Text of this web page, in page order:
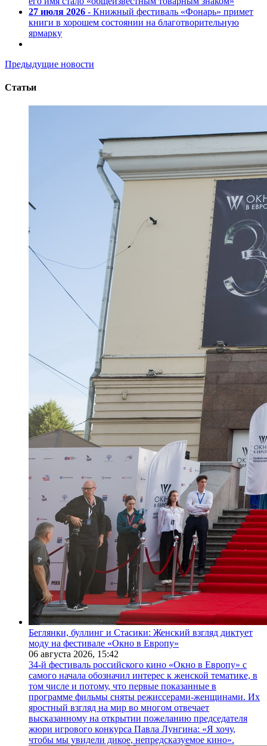
27 июля 2026 - Книжный фестиваль «Фонарь» примет
книги в хорошем состоянии на благотворительную
ярмарку
Предыдущие новости
Статьи
Беглянки, буллинг и Стасики: Женский взгляд диктует
моду на фестивале «Окно в Европу»
06 августа 2026, 15:42
34-й фестиваль российского кино «Окно в Европу» с
самого начала обозначил интерес к женской тематике, в
том числе и потому, что первые показанные в
программе фильмы сняты режиссерами-женщинами. Их
яростный взгляд на мир во многом отвечает
высказанному на открытии пожеланию председателя
жюри игрового конкурса Павла Лунгина: «Я хочу,
чтобы мы увидели дикое, непредсказуемое кино».